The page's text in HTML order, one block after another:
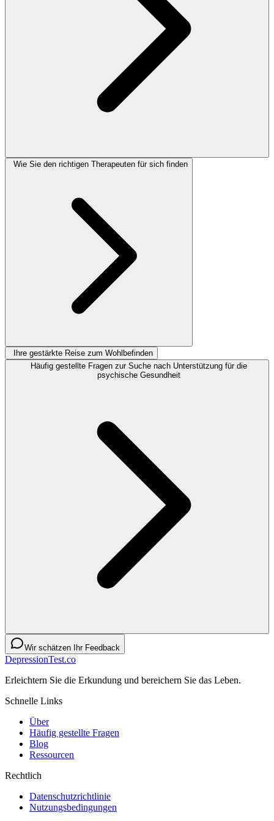
Wie Sie den richtigen Therapeuten für sich finden
Ihre gestärkte Reise zum Wohlbefinden
Häufig gestellte Fragen zur Suche nach Unterstützung für die
psychische Gesundheit
Wir schätzen Ihr Feedback
DepressionTest.co
Erleichtern Sie die Erkundung und bereichern Sie das Leben.
Schnelle Links
Über
Häufig gestellte Fragen
Blog
Ressourcen
Rechtlich
Datenschutzrichtlinie
Nutzungsbedingungen